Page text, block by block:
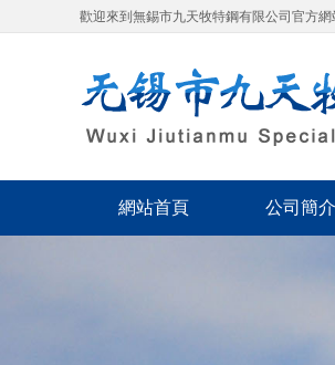
歡迎來到無錫市九天牧特鋼有限公司官方網
網站首頁 公司簡介